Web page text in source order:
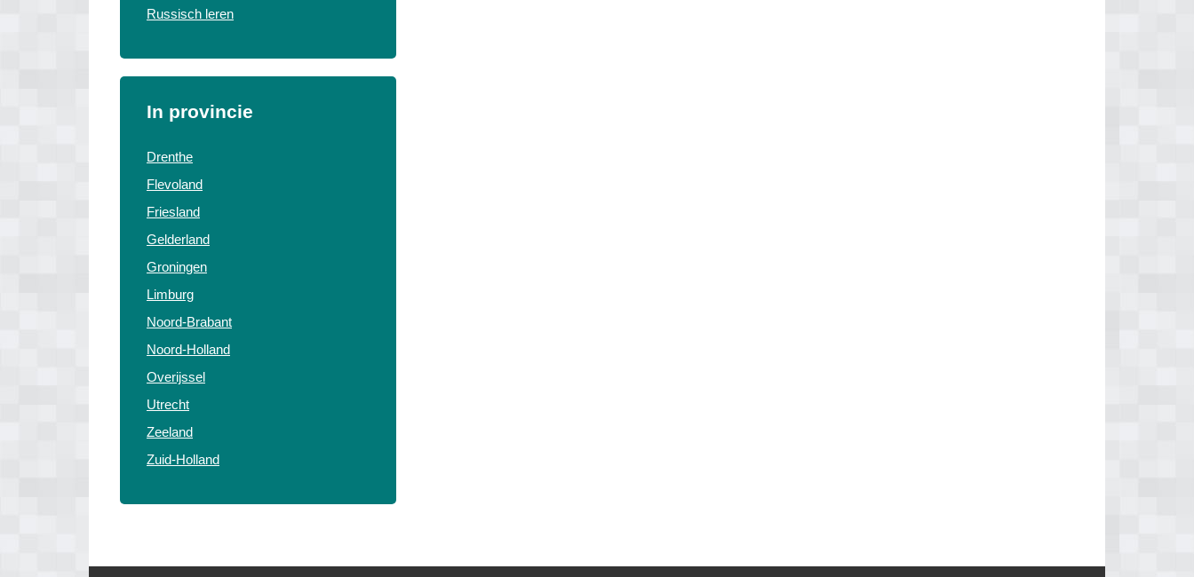
Russisch leren
In provincie
Drenthe
Flevoland
Friesland
Gelderland
Groningen
Limburg
Noord-Brabant
Noord-Holland
Overijssel
Utrecht
Zeeland
Zuid-Holland